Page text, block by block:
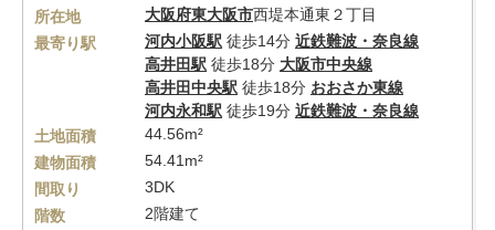
所在地 大阪府東大阪市西堤本通東２丁目
最寄り駅
河内小阪駅 徒歩14分 近鉄難波・奈良線
高井田駅 徒歩18分 大阪市中央線
高井田中央駅 徒歩18分 おおさか東線
河内永和駅 徒歩19分 近鉄難波・奈良線
土地面積
44.56m²
建物面積
54.41m²
間取り
3DK
階数
2階建て